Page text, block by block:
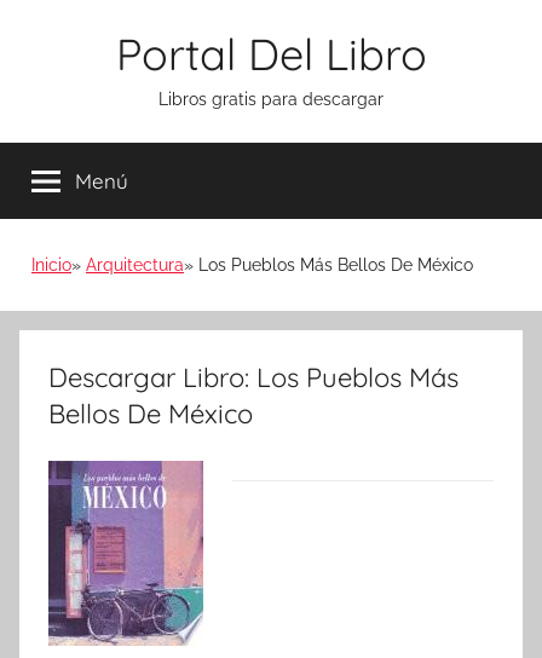
Portal Del Libro
Libros gratis para descargar
Menú
Inicio Arquitectura Los Pueblos Más Bellos De México
Descargar Libro: Los Pueblos Más
Bellos De México